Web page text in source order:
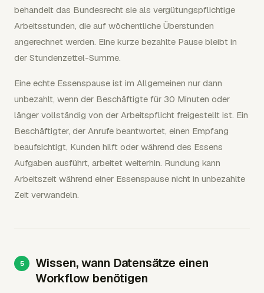
behandelt das Bundesrecht sie als vergütungspflichtige
Arbeitsstunden, die auf wöchentliche Überstunden
angerechnet werden. Eine kurze bezahlte Pause bleibt in
der Stundenzettel-Summe.
Eine echte Essenspause ist im Allgemeinen nur dann
unbezahlt, wenn der Beschäftigte für 30 Minuten oder
länger vollständig von der Arbeitspflicht freigestellt ist. Ein
Beschäftigter, der Anrufe beantwortet, einen Empfang
beaufsichtigt, Kunden hilft oder während des Essens
Aufgaben ausführt, arbeitet weiterhin. Rundung kann
Arbeitszeit während einer Essenspause nicht in unbezahlte
Zeit verwandeln.
Wissen, wann Datensätze einen
Workflow benötigen